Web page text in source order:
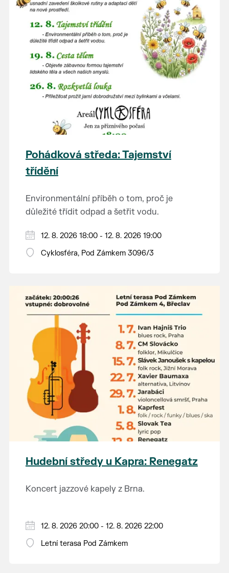
Pohádková středa: Tajemství
třídění
Environmentální příběh o tom, proč je
důležité třídit odpad a šetřit vodu.
Hraje se jen za příznivého počasí.
Vstupné dobrovolné.
12. 8. 2026 18:00 - 12. 8. 2026 19:00
Cyklosféra, Pod Zámkem 3096/3
Hudební středy u Kapra: Renegatz
Koncert jazzové kapely z Brna.
12. 8. 2026 20:00 - 12. 8. 2026 22:00
Letní terasa Pod Zámkem